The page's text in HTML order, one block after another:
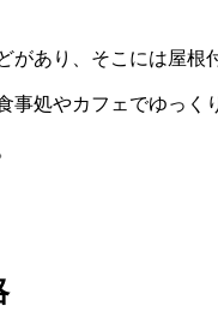
あり、そこには屋根
事処やカフェでゆっく